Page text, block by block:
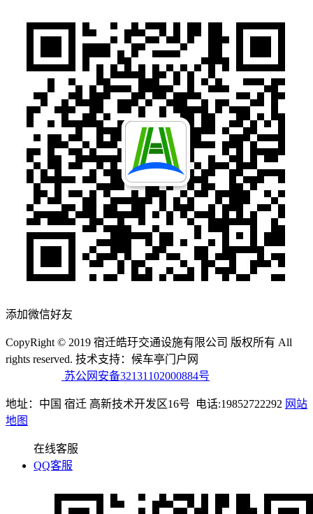
添加微信好友
CopyRight © 2019 宿迁皓玗交通设施有限公司 版权所有 All
rights reserved. 技术支持：候车亭门户网
苏公网安备32131102000884号
地址：中国 宿迁 高新技术开发区16号 电话:19852722292 网站
地图
在线客服
QQ客服